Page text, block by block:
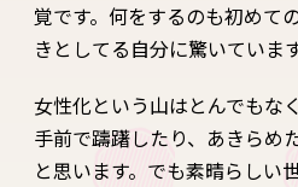
覚です。何をするのも初めて
きとしてる自分に驚いています
女性化という山はとんでもな
手前で躊躇したり、あきらめ
と思います。でも素晴らしい